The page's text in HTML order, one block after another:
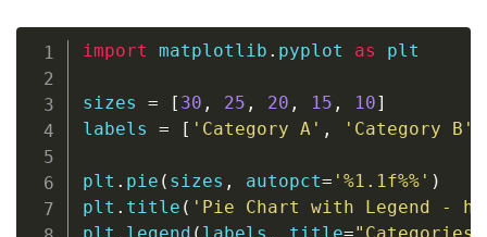
import matplotlib . pyplot as plt
sizes = [ 30 , 25 , 20 , 15 , 10]
labels = [ 'Category A' , 'Category B'
plt . pie ( sizes , autopct= '%1.1f%%' )
plt . title ( 'Pie Chart with Legend -